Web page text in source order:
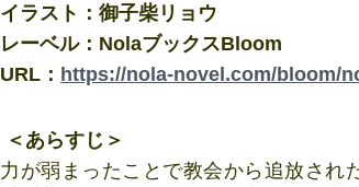
イラスト：御子柴リョウ
レーベル：NolaブックスBloom
URL： https://nola-novel.com/bloom/
＜あらすじ＞
力が弱まったことで教会から追放され